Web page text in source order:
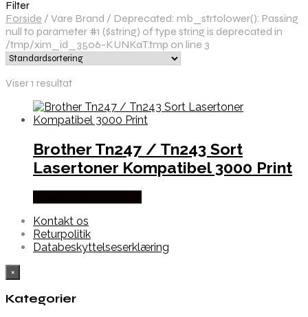
Filter
Forside / Vare Brand / Deprecated: mb_strtolower(): Passing
null to parameter #1 ($string) of type string is deprecated in
/tmp/xim_id_3506-KUNKaT.tmp on line 3
Viser 1 resultat
Brother Tn247 / Tn243 Sort
Lasertoner Kompatibel 3000 Print
Kontakt os
Returpolitik
Databeskyttelseserklæring
×
Kategorier